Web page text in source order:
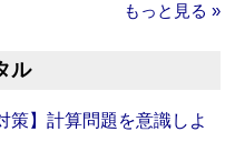
もっと見る »
ル
策】計算問題を意識しよ